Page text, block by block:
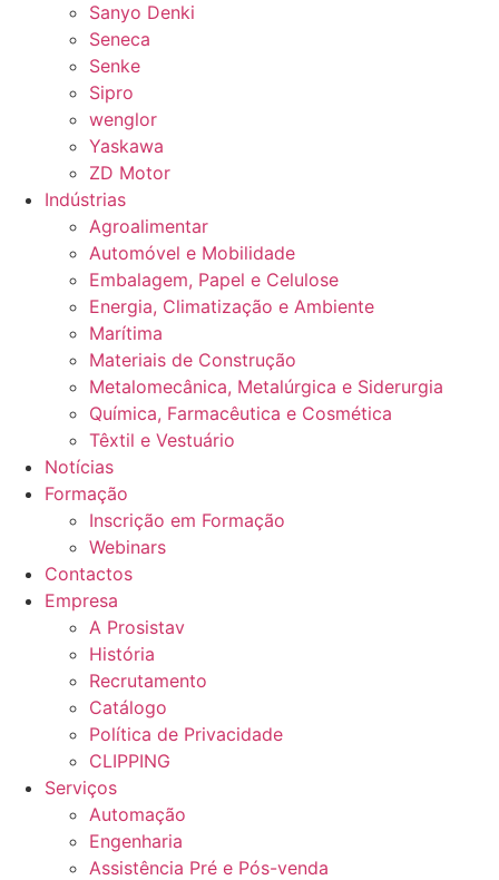
Sanyo Denki
Seneca
Senke
Sipro
wenglor
Yaskawa
ZD Motor
Indústrias
Agroalimentar
Automóvel e Mobilidade
Embalagem, Papel e Celulose
Energia, Climatização e Ambiente
Marítima
Materiais de Construção
Metalomecânica, Metalúrgica e Siderurgia
Química, Farmacêutica e Cosmética
Têxtil e Vestuário
Notícias
Formação
Inscrição em Formação
Webinars
Contactos
Empresa
A Prosistav
História
Recrutamento
Catálogo
Política de Privacidade
CLIPPING
Serviços
Automação
Engenharia
Assistência Pré e Pós-venda